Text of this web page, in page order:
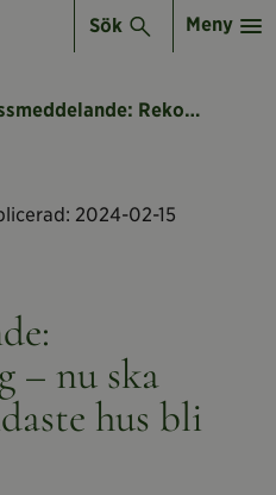
Sök Meny
Pressmeddelande: Rekordsatsning – nu ska Göteborgs kändaste hus bli energismarta
2024-02-15
– nu ska
hus bli